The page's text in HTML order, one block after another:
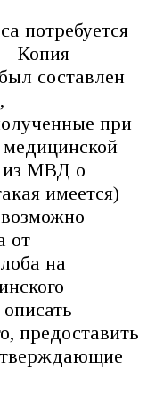
потребуется
Копия
составлен
при
из МВД о
имеется)
от
на
предоставить